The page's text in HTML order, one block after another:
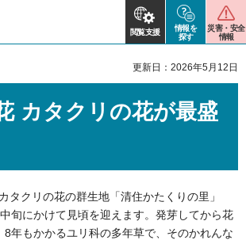
閲覧支援
情報を
探す
災害・安全
情報
更新日：2026年5月12日
カタクリの花が最盛
タクリの花の群生地「清住かたくりの里」
旬にかけて見頃を迎えます。発芽してから花
8年もかかるユリ科の多年草で、そのかれんな